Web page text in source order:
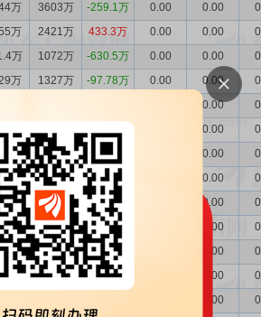
万 3603万 -259.1万 0.00 0.00
万 2421万 433.3万 0.00 0.00
万 1072万 -630.5万 0.00 0.00
万 1327万 -97.78万 0.00 0.00
0.00
0.00
万 1087万 553.7万 0.00
万 1182万 -60.07万 0.00
万 561.0万 20.15万 0.00
万 1237万 -329.7万 0.00
万 2505万 -895.4万 0.00
万 995.1万 793.0万 0.00
0.00